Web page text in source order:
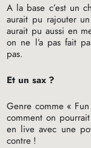
A la base c’est un
aurait pu rajouter
aurait pu aussi en
on ne l’a pas fait
pas.
Et un sax ?
Genre comme «
comment on
en live avec une
contre !